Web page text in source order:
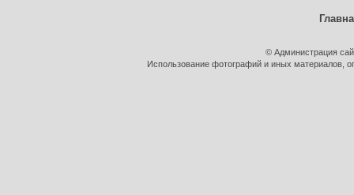
© Администрация
Использование фотографий и иных материалов,